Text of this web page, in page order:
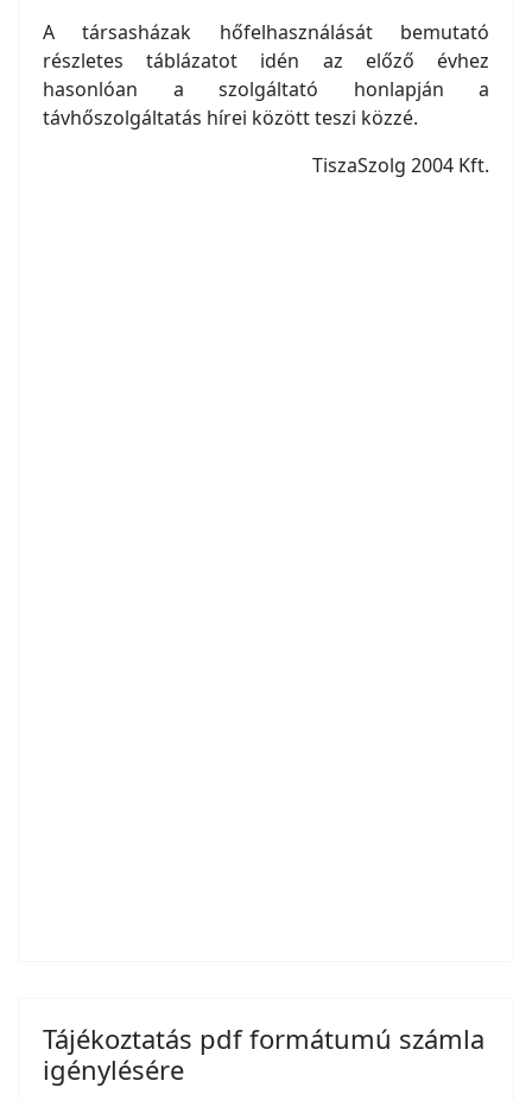
A társasházak hőfelhasználását bemutató
részletes táblázatot idén az előző évhez
hasonlóan a szolgáltató honlapján a
távhőszolgáltatás hírei között teszi közzé.
TiszaSzolg 2004 Kft.
Tájékoztatás pdf formátumú számla
igénylésére